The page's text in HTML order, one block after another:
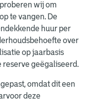
wij om
te vangen. De
huur per
over
op jaarbasis
geëgaliseerd.
omdat dit een
deze